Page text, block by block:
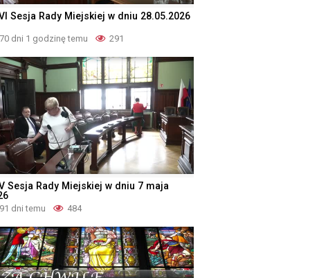
Sesja Rady Miejskiej w dniu 28.05.2026
70 dni 1 godzinę temu 291
Sesja Rady Miejskiej w dniu 7 maja
91 dni temu 484